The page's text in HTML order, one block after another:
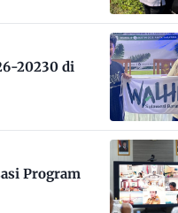
20230 di
Program